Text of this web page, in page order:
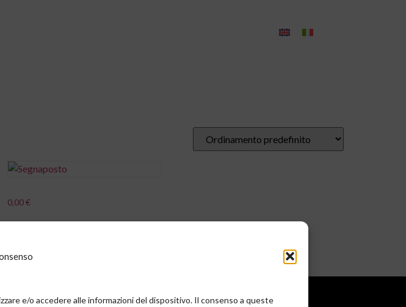
e/o accedere alle informazioni del dispositivo. Il consenso a queste
0,00€